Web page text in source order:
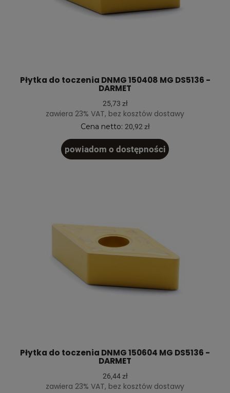
Płytka do toczenia DNMG 150408 MG DS5136 -
DARMET
25,73 zł
zawiera 23% VAT, bez kosztów dostawy
Cena netto: 20,92 zł
powiadom o dostępności
Płytka do toczenia DNMG 150604 MG DS5136 -
DARMET
26,44 zł
zawiera 23% VAT, bez kosztów dostawy